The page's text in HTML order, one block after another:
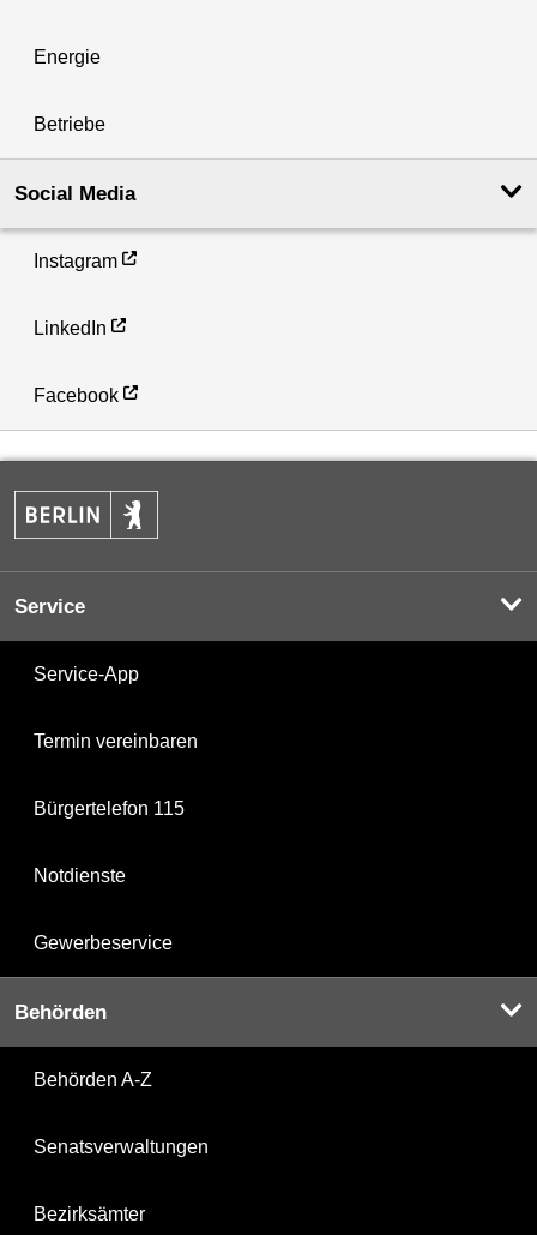
Energie
Betriebe
Social Media
Instagram
LinkedIn
Facebook
Service
Service-App
Termin vereinbaren
Bürgertelefon 115
Notdienste
Gewerbeservice
Behörden
Behörden A-Z
Senatsverwaltungen
Bezirksämter